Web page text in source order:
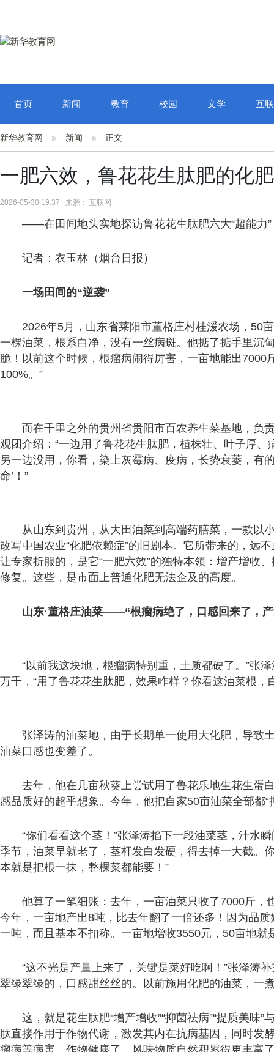
首页 新闻 教育 校园 文学 互
新华教育网 新闻 正文
一肥六效，鲁花花生肽肥的化
2026-05-30 19:37 来源： 互联网
——在田间地头实地探访鲁花花生肽肥六大“超能力”
记者：衣玉林（烟台日报）
一场田间的“逆袭”
2026年5月，山东省莱阳市董格庄村桂湲农场，50
一棵油菜，根系白净，没有一丝病斑。他掂了掂手里沉
脆！以前这个时候，根瘤病闹得厉害，一亩地能出
100%。”
而在千里之外的贵州省贵阳市百农养生菜基地，负
观团介绍：“一边用了鲁花花生肽肥，植株壮、叶子厚
另一边没用，你看，染上灰霉病、疫病，长势衰萎，有
命’！”
从山东到贵州，从大田油菜到高端药膳菜，一款以
改写中国农业“化肥依赖症”的旧剧本。它所带来的，
让专家折服的，是它“一肥六效”的独特本领：增产增收
修复。这些，是市面上普通化肥无法企及的高度。
山东·董格庄油菜——“根瘤病绝了，口感回来了，
“以前我这块地，根瘤病特别重，土质都硬了。”张
万千，“用了鲁花花生肽肥，效果咋样？你看这油菜根
张泽涛的油菜地，由于长期单一使用大化肥，导致
油菜口感也变差了。
去年，他在几亩秋葵上尝试用了鲁花乐地生花生蛋
感品质好的超乎想象。今年，他把自家50亩油菜全部都“
“你们看看这个茎！”张泽涛掐下一段油菜茎，汁水
季节，油菜早就老了，茎杆发白发硬，得去掉一大截。
本就是把根一抹，整棵菜都能要！”
他算了一笔细账：去年，一亩油菜只收了7000斤
今年，一亩地产出8吨，比去年翻了一倍还多！因为品
一吨，而且基本不扣称。一亩地增收3550元，50亩地就
“这不光是产量上来了，关键是菜好吃啊！”张泽涛
翠绿翠绿的，口感甜丝丝的。以前施用化肥的油菜，一
这，就是花生肽肥“增产增收”“抑菌祛病”“提质美味
肽直接作用于作物代谢，激发其内在抗病基因，同时发
瘤病等病害。作物健康了，风味物质自然积累得更丰富